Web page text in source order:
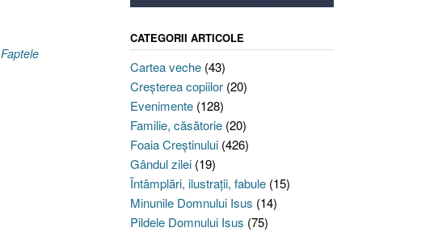
Faptele
CATEGORII ARTICOLE
Cartea veche(43)
Creşterea copiilor(20)
Evenimente(128)
Familie, căsătorie(20)
Foaia Creştinului(426)
Gândul zilei(19)
Întâmplări, ilustraţii, fabule(15)
Minunile Domnului Isus (14)
Pildele Domnului Isus (75)